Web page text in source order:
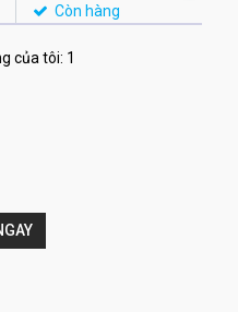
Còn hàng
của tôi: 1